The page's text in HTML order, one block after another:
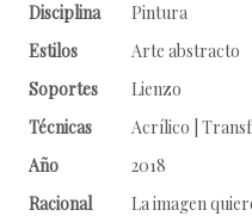
Disciplina
Pintura
Estilos
Arte abstracto
Soportes
Lienzo
Técnicas
Acrílico |
Año
2018
Racional
La imagen